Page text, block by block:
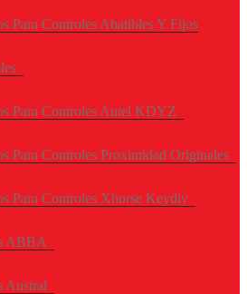
Para Controles Abatibles Y Fijos
Para Controles Autel KDYZ
Para Controles Proximidad Originales
Para Controles Xhorse Keydiy
ABBA
Austral